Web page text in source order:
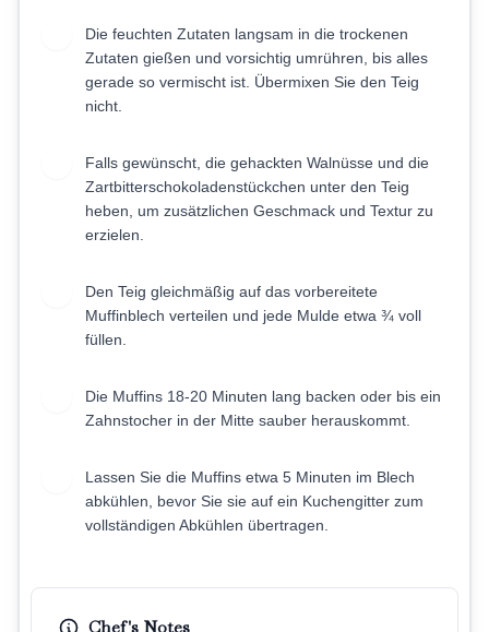
Die feuchten Zutaten langsam in die trockenen
Zutaten gießen und vorsichtig umrühren, bis alles
gerade so vermischt ist. Übermixen Sie den Teig
nicht.
Falls gewünscht, die gehackten Walnüsse und die
Zartbitterschokoladenstückchen unter den Teig
heben, um zusätzlichen Geschmack und Textur zu
erzielen.
Den Teig gleichmäßig auf das vorbereitete
Muffinblech verteilen und jede Mulde etwa ¾ voll
füllen.
Die Muffins 18-20 Minuten lang backen oder bis ein
Zahnstocher in der Mitte sauber herauskommt.
Lassen Sie die Muffins etwa 5 Minuten im Blech
abkühlen, bevor Sie sie auf ein Kuchengitter zum
vollständigen Abkühlen übertragen.
Chef's Notes